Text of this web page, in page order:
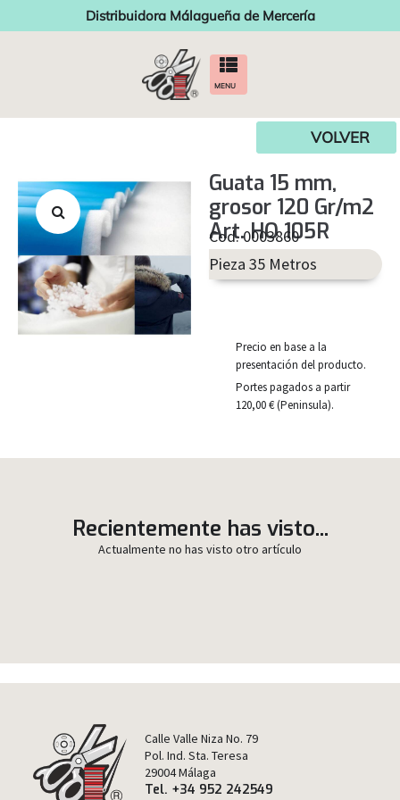
Distribuidora Málagueña de Mercería
MENU
VOLVER
Guata 15 mm,
grosor 120 Gr/m2
Art. HO 105R
Cod. 0003860
Pieza 35 Metros
Precio en base a la
presentación del producto.
Portes pagados a partir
120,00 € (Peninsula).
Recientemente has visto...
Actualmente no has visto otro artículo
Calle Valle Niza No. 79
Pol. Ind. Sta. Teresa
29004 Málaga
Tel. +34 952 242549